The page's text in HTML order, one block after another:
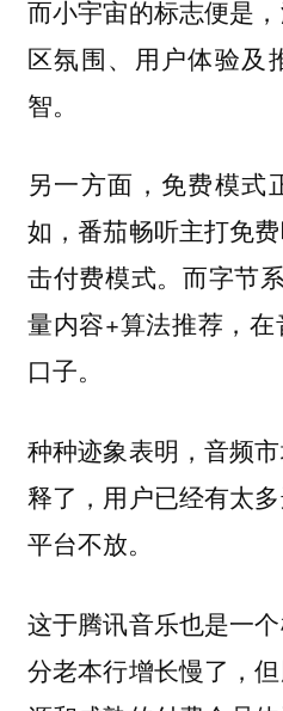
而小宇宙的标志便是
区氛围、用户体验及
智。
另一方面，免费模式
如，番茄畅听主打免
击付费模式。而字节
量内容+算法推荐，
口子。
种种迹象表明，音频
释了，用户已经有太
平台不放。
这于腾讯音乐也是一
分老本行增长慢了，